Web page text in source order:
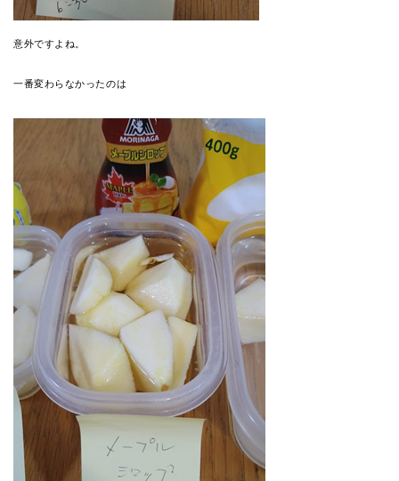
意外ですよね。
一番変わらなかったのは